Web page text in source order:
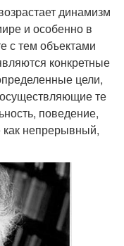
динамизм
и особенно в
с тем объектами
конкретные
цели,
те
поведение,
как непрерывный,